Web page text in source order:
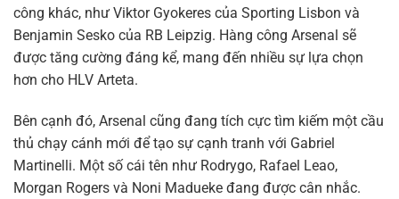
công khác, như Viktor Gyokeres của Sporting Lisbon và
Benjamin Sesko của RB Leipzig. Hàng công Arsenal sẽ
được tăng cường đáng kể, mang đến nhiều sự lựa chọn
hơn cho HLV Arteta.
Bên cạnh đó, Arsenal cũng đang tích cực tìm kiếm một cầu
thủ chạy cánh mới để tạo sự cạnh tranh với Gabriel
Martinelli. Một số cái tên như Rodrygo, Rafael Leao,
Morgan Rogers và Noni Madueke đang được cân nhắc.